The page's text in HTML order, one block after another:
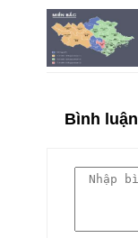
Bình luận